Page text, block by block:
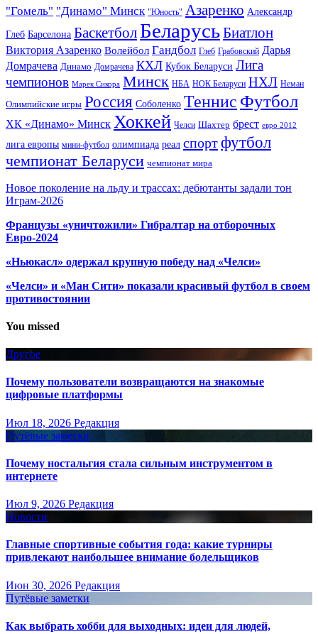
"Гомель" "Динамо" Минск "Юность" Азаренко Александр
Глеб Барселона Баскетбол БеларусьБиатлон
Виктория Азаренко Волейбол Гандбол Глеб Грабовский Дарья
Домрачева Динамо Домрачева КХЛ Кубок Беларуси Лига
чемпионов Марек Сикора Минск НБА НОК Беларуси НХЛ Неман
Олимпийские игры Россия Соболенко Теннис Футбол
ХК «Динамо» Минск Хоккей Челси Шахтер брест евро 2012
лига европы мини-футбол олимпиада реал спортфутбол
чемпионат Беларуси чемпионат мира
Новое поколение на льду и трассах: дебютанты задали тон
Играм-2026
Французы «уничтожили» Гибралтар на отборочных
Евро-2024
«Ньюкасл» одержал крупную победу над «Челси»
«Челси» и «Ман Сити» показали красивый футбол в своем
противостоянии
You missed
Другое
Почему пользователи возвращаются на знакомые
цифровые платформы
Июл 18, 2026 Редакция
Путёвые заметки
Почему ностальгия стала сильным инструментом в
интернете
Июл 9, 2026 Редакция
Новости
Главные спортивные события года: какие турниры
привлекают наибольшее внимание болельщиков
Июн 30, 2026 Редакция
Путёвые заметки
Как выбрать хобби для выходных: идеи для людей,